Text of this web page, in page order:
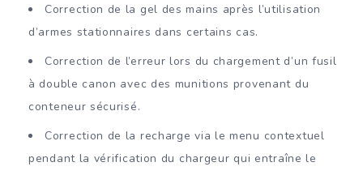
Correction de la gel des mains après l’utilisation
d’armes stationnaires dans certains cas.
Correction de l’erreur lors du chargement d’un fusil
à double canon avec des munitions provenant du
conteneur sécurisé.
Correction de la recharge via le menu contextuel
pendant la vérification du chargeur qui entraîne le